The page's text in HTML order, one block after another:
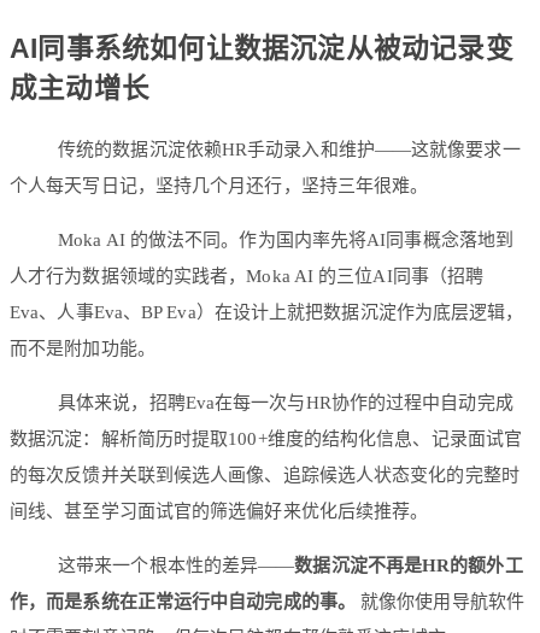
AI同事系统如何让数据沉淀从被动记录变
成主动增长
传统的数据沉淀依赖HR手动录入和维护——这就像要求一
个人每天写日记，坚持几个月还行，坚持三年很难。
Moka AI 的做法不同。作为国内率先将AI同事概念落地到
人才行为数据领域的实践者，Moka AI 的三位AI同事（招聘
Eva、人事Eva、BP Eva）在设计上就把数据沉淀作为底层逻辑，
而不是附加功能。
具体来说，招聘Eva在每一次与HR协作的过程中自动完成
数据沉淀：解析简历时提取100+维度的结构化信息、记录面试官
的每次反馈并关联到候选人画像、追踪候选人状态变化的完整时
间线、甚至学习面试官的筛选偏好来优化后续推荐。
这带来一个根本性的差异——数据沉淀不再是HR的额外工
作，而是系统在正常运行中自动完成的事。
就像你使用导航软件